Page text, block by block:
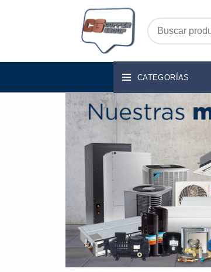
CATEGORÍAS